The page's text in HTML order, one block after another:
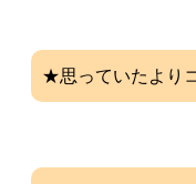
★思っていたより